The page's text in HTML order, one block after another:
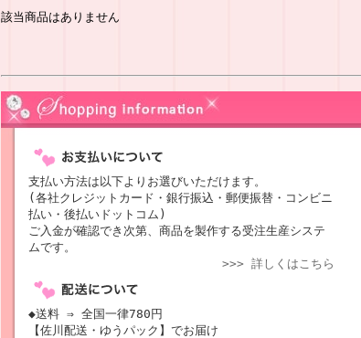
該当商品はありません
支払い方法は以下よりお選びいただけます。
(各社クレジットカード・銀行振込・郵便振替・コンビニ
払い・後払いドットコム)
ご入金が確認でき次第、商品を製作する受注生産システ
ムです。
>>> 詳しくはこちら
◆送料 ⇒ 全国一律780円
【佐川配送・ゆうパック】でお届け